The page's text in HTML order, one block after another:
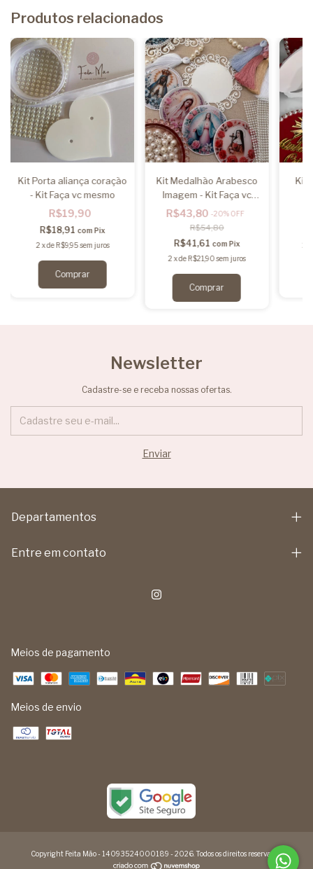
Produtos relacionados
Kit Porta aliança coração
- Kit Faça vc mesmo
R$19,90
R$18,91 com Pix
2 xdeR$9,95sem juros
Kit Medalhão Arabesco
Imagem - Kit Faça vc
mesmo
R$43,80-20% OFF
R$54,80
R$41,61 com Pix
2 xdeR$21,90 sem juros
Comprar
Kit
Newsletter
Cadastre-se e receba nossas ofertas.
Departamentos
Entre em contato
Meios de pagamento
Meios de envio
Copyright Feita Mão - 14093524000189 - 2026. Todos os direitos reservados.